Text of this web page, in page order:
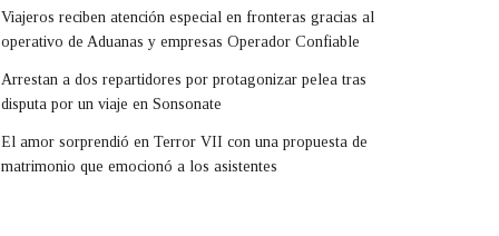
Viajeros reciben atención especial en fronteras gracias al
operativo de Aduanas y empresas Operador Confiable
Arrestan a dos repartidores por protagonizar pelea tras
disputa por un viaje en Sonsonate
El amor sorprendió en Terror VII con una propuesta de
matrimonio que emocionó a los asistentes